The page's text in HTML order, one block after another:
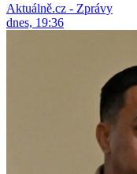
Aktuálně.cz - Zprávy
dnes, 19:36